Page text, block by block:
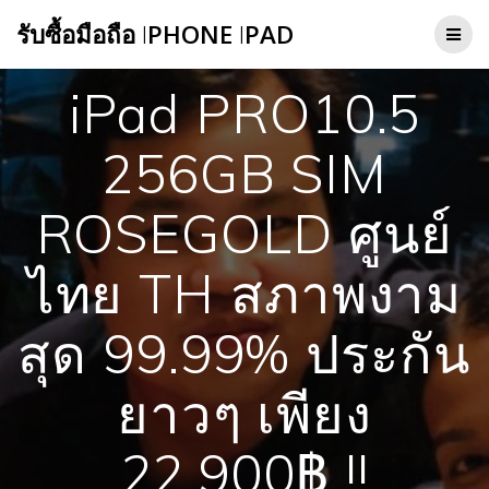
to
รับซื้อมือถือ IPHONE IPAD
iPad PRO10.5
256GB SIM
ROSEGOLD ศูนย์
ไทย TH สภาพงาม
สุด 99.99% ประกัน
ยาวๆ เพียง
22,900฿ !!